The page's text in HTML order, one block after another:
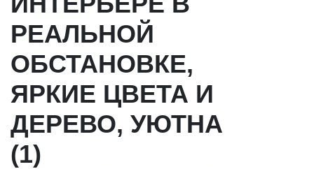
РЕАЛЬНОЙ
ОБСТАНОВКЕ,
ЯРКИЕ ЦВЕТА И
ДЕРЕВО, УЮТНА
(1)